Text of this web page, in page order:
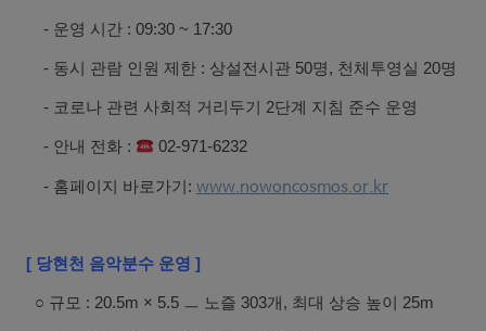
- 운영 시간 : 09:30 ~ 17:30
- 동시 관람 인원 제한 : 상설전시관 50명, 천체투영실 20명
- 코로나 관련 사회적 거리두기 2단계 지침 준수 운영
- 안내 전화 : 02-971-6232
- 홈페이지 바로가기: www.nowoncosmos.or.kr
[ 당현천 음악분수 운영 ]
○ 규모 : 20.5m × 5.5 ㅡ 노즐 303개, 최대 상승 높이 25m